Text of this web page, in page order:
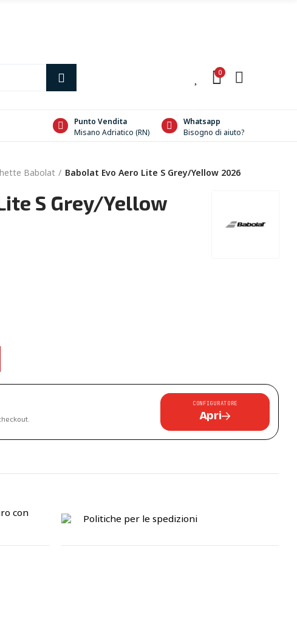
0
Punto Vendita
Misano Adriatico (RN)
Whatsapp
Bisogno di aiuto?
Babolat Babolat Evo Aero Lite S Grey/Yellow 2026
S Grey/Yellow
CONFIGURATORE
Apri
con
Politiche per le spedizioni